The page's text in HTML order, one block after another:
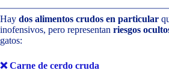
Hay dos alimentos crudos en particular
inofensivos, pero representan riesgos
gatos:
❌Carne de cerdo cruda